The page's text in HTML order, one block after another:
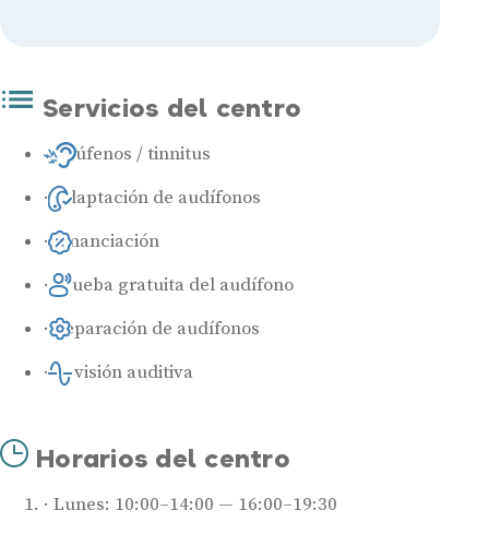
Servicios del centro
Acúfenos / tinnitus
Adaptación de audífonos
Financiación
Prueba gratuita del audífono
Reparación de audífonos
Revisión auditiva
Horarios del centro
Lunes: 10:00–14:00 — 16:00–19:30